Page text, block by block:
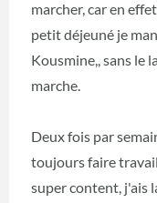
marcher, car en
petit déjeuné je
Kousmine,, sans le
marche.
Deux fois par
toujours faire
super content, j'ais